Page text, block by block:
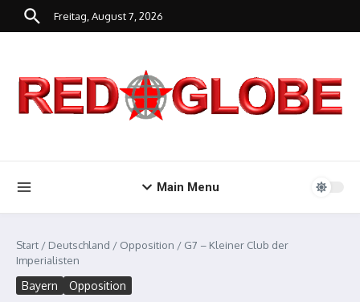
Zum Inhalt springen
Freitag, August 7, 2026
Main Menu
Start / Deutschland / Opposition / G7 – Kleiner Club der
Imperialisten
Bayern Opposition